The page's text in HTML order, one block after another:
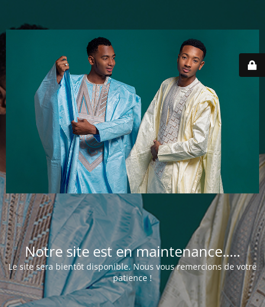
Notre site est en maintenance.....
Le site sera bientôt disponible. Nous vous remercions de votre
patience !